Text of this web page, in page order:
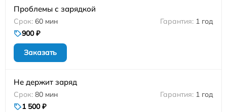
Проблемы с зарядкой
60 мин
1 год
900 ₽
Заказать
Не держит заряд
80 мин
1 год
1 500 ₽